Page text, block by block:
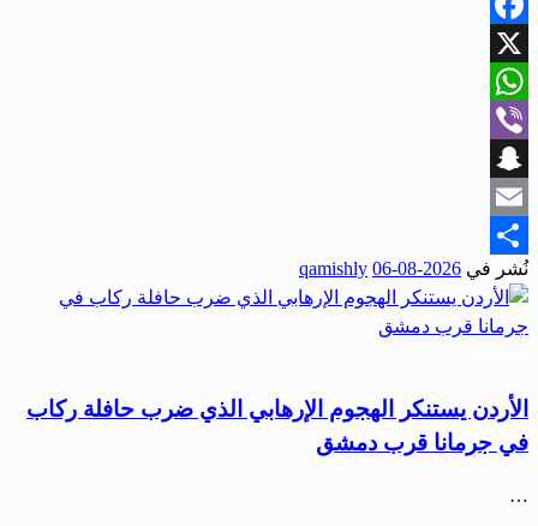
Facebook
X
WhatsApp
Viber
Snapchat
Email
Share
نُشر في 2026-08-06
qamishly
الأردن يستنكر الهجوم الإرهابي الذي ضرب حافلة ركاب
في جرمانا قرب دمشق
…